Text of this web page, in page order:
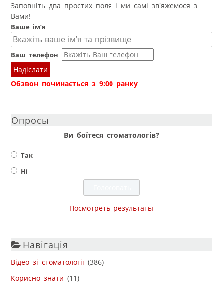
Заповніть два простих поля і ми самі зв'яжемося з
Вами!
Ваше ім’я
Ваш телефон
Надіслати
Обзвон починається з 9:00 ранку
Опросы
Ви боїтеся стоматологів?
Так
Ні
Посмотреть результаты
Навігація
Відео зі стоматології (386)
Корисно знати (11)